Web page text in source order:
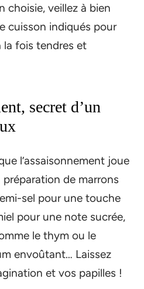
choisie, veillez à bien
cuisson indiqués pour
la fois tendres et
secret d’un
l’assaisonnement joue
de marrons
sel pour une touche
pour une note sucrée,
le thym ou le
envoûtant… Laissez
et vos papilles !